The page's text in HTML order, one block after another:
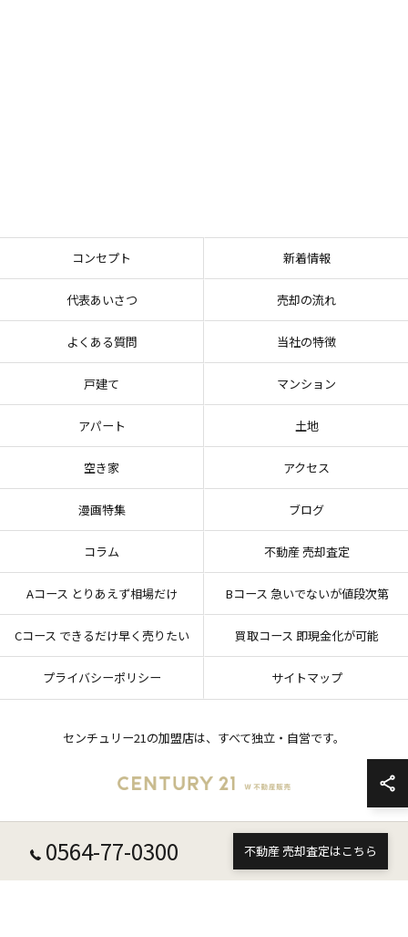
0564-77-0300 不動産 売却査定はこちら
コンセプト 新着情報
代表あいさつ 売却の流れ
よくある質問 当社の特徴
戸建て マンション
アパート 土地
空き家 アクセス
漫画特集 ブログ
コラム 不動産 売却査定
Aコース とりあえず相場だけ Bコース 急いでないが値段次第
Cコース できるだけ早く売りたい 買取コース 即現金化が可能
プライバシーポリシー サイトマップ
センチュリー21の加盟店は、すべて独立・自営です。
© 2026 愛知県岡崎市の不動産売却ならセンチュリー21 W不動産販売 ALL RIGHTS
RESERVED.